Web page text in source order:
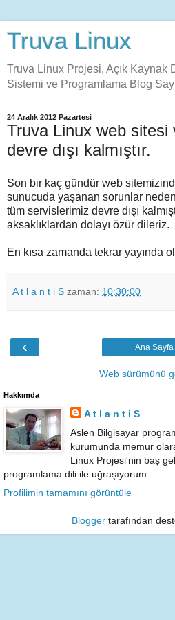
Truva Linux
Truva Linux Projesi, Açık Kaynak
Sistemi ve Programlama Blog
24 Aralık 2012 Pazartesi
Truva Linux web sitesi
devre dışı kalmıştır.
Son bir kaç gündür web
sunucuda yaşanan sorunlar
tüm servislerimiz devre dışı
aksaklıklardan dolayı özür dileriz.
En kısa zamanda tekrar yayında
A t l a n t i S zaman: 10:30:00
‹ Ana Sayfa
Web sürümünü
Hakkımda
A t l a n t i S
Aslen Bilgisayar
kurumunda memur
Linux Projesi'nin baş
programlama dili ile uğraşıyorum.
Profilimin tamamını görüntüle
Bloggertarafından